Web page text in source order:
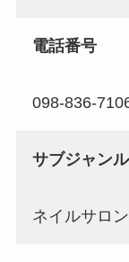
電話番号
098-836-
サブジャンル
ネイルサロン